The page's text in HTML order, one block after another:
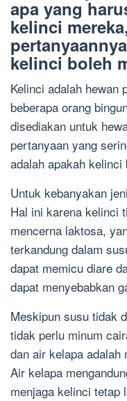
apa yang
kelinci
kelinci boleh
Kelinci adalah hewan
beberapa orang
disediakan untuk
pertanyaan yang
adalah apakah
Untuk kebanyakan
Hal ini karena kelinci
mencerna laktosa,
terkandung dalam
dapat memicu diare
dapat menyebabkan
Meskipun susu tidak
tidak perlu minum
dan air kelapa
Air kelapa
menjaga kelinci tetap